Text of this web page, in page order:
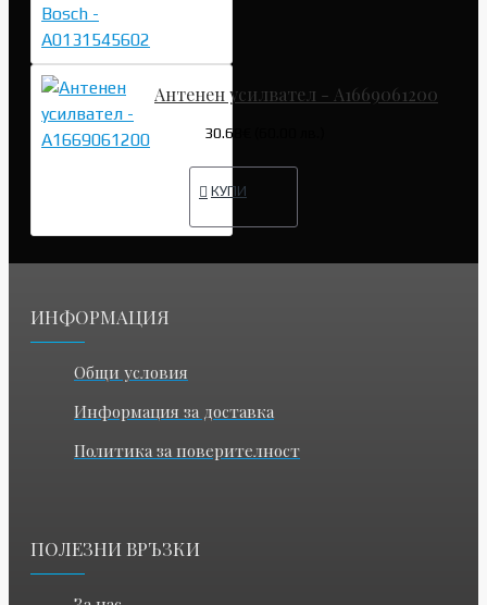
Антенен усилвател - A1669061200
30.68€ (60.00 лв.)
КУПИ
ИНФОРМАЦИЯ
Общи условия
Информация за доставка
Политика за поверителност
ПОЛЕЗНИ ВРЪЗКИ